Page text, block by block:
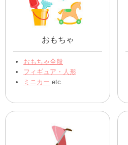
おもちゃ
おもちゃ全般
フィギュア・人形
ミニカー etc.